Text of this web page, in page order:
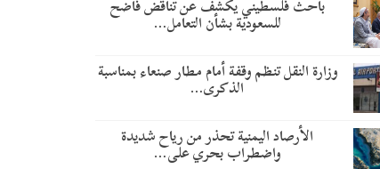
باحث فلسطيني يكشف عن تناقض فاضح
للسعودية بشأن التعامل…
وزارة النقل تنظم وقفة أمام مطار صنعاء بمناسبة
الذكرى…
الأرصاد اليمنية تحذر من رياح شديدة
واضطراب بحري على…